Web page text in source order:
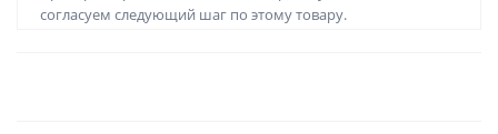
согласуем следующий шаг по этому товару.